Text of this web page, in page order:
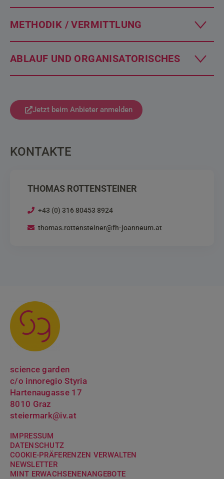
METHODIK / VERMITTLUNG
ABLAUF UND ORGANISATORISCHES
Jetzt beim Anbieter anmelden
KONTAKTE
THOMAS ROTTENSTEINER
+43 (0) 316 80453 8924
thomas.rottensteiner@fh-joanneum.at
science garden
c/o innoregio Styria
Hartenaugasse 17
8010 Graz
steiermark@iv.at
IMPRESSUM
DATENSCHUTZ
COOKIE-PRÄFERENZEN VERWALTEN
NEWSLETTER
MINT ERWACH­SENENANGEBOTE